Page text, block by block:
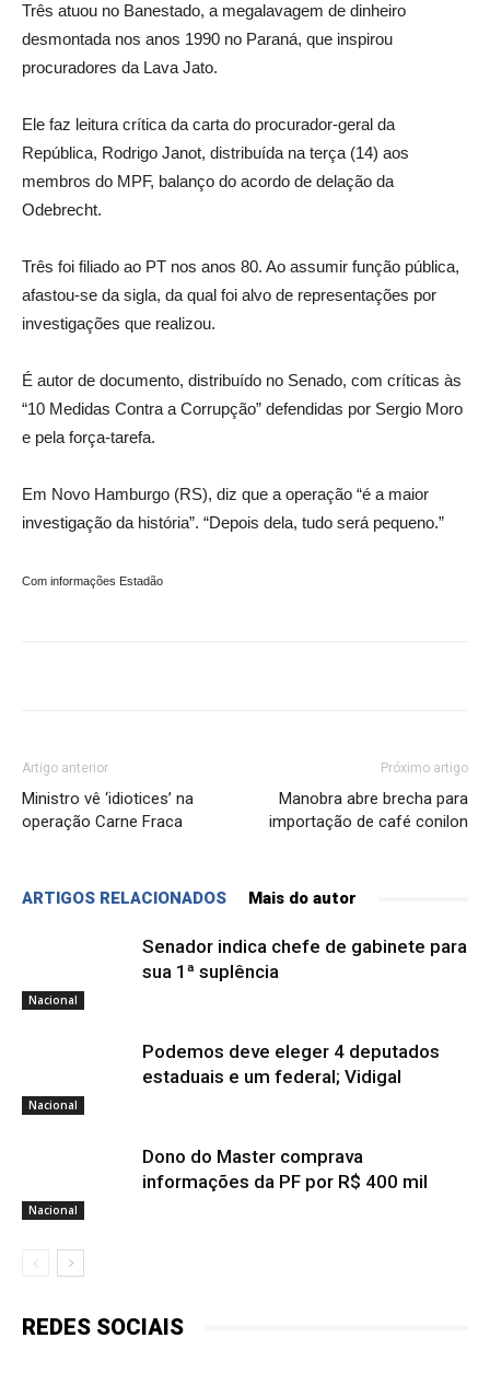
Três atuou no Banestado, a megalavagem de dinheiro
desmontada nos anos 1990 no Paraná, que inspirou
procuradores da Lava Jato.
Ele faz leitura crítica da carta do procurador-geral da
República, Rodrigo Janot, distribuída na terça (14) aos
membros do MPF, balanço do acordo de delação da
Odebrecht.
Três foi filiado ao PT nos anos 80. Ao assumir função pública,
afastou-se da sigla, da qual foi alvo de representações por
investigações que realizou.
É autor de documento, distribuído no Senado, com críticas às
“10 Medidas Contra a Corrupção” defendidas por Sergio Moro
e pela força-tarefa.
Em Novo Hamburgo (RS), diz que a operação “é a maior
investigação da história”. “Depois dela, tudo será pequeno.”
Com informações Estadão
Artigo anterior
Ministro vê ‘idiotices’ na
operação Carne Fraca
Próximo artigo
Manobra abre brecha para
importação de café conilon
ARTIGOS RELACIONADOS Mais do autor
Nacional
Senador indica chefe de gabinete para
sua 1ª suplência
Nacional
Podemos deve eleger 4 deputados
estaduais e um federal; Vidigal
Nacional
Dono do Master comprava
informações da PF por R$ 400 mil
REDES SOCIAIS